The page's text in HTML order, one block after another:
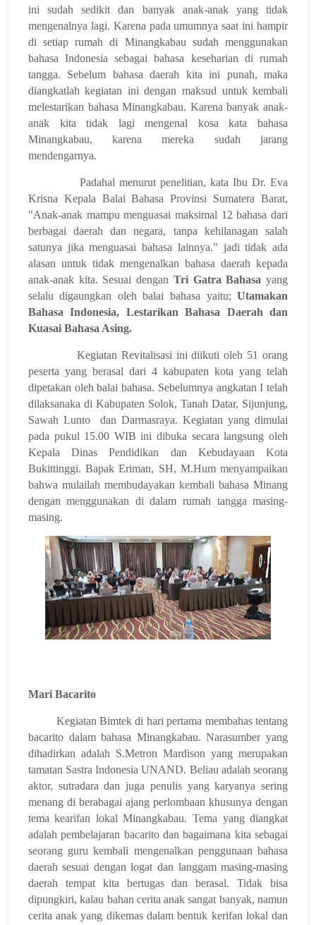
ini sudah sedikit dan banyak anak-anak yang tidak
mengenalnya lagi. Karena pada umumnya saat ini hampir
di setiap rumah di Minangkabau sudah menggunakan
bahasa Indonesia sebagai bahasa keseharian di rumah
tangga. Sebelum bahasa daerah kita ini punah, maka
diangkatlah kegiatan ini dengan maksud untuk kembali
melestarikan bahasa Minangkabau. Karena banyak anak-
anak kita tidak lagi mengenal kosa kata bahasa
Minangkabau, karena mereka sudah jarang
mendengarnya.
Padahal menurut penelitian, kata Ibu Dr. Eva
Krisna Kepala Balai Bahasa Provinsi Sumatera Barat,
"Anak-anak mampu menguasai maksimal 12 bahasa dari
berbagai daerah dan negara, tanpa kehilanagan salah
satunya jika menguasai bahasa lainnya." jadi tidak ada
alasan untuk tidak mengenalkan bahasa daerah kepada
anak-anak kita. Sesuai dengan Tri Gatra Bahasayang
selalu digaungkan oleh balai bahasa yaitu;Utamakan
Bahasa Indonesia, Lestarikan Bahasa Daerah dan
Kuasai Bahasa Asing.
Kegiatan Revitalisasi ini diikuti oleh 51 orang
peserta yang berasal dari 4 kabupaten kota yang telah
dipetakan oleh balai bahasa. Sebelumnya angkatan I telah
dilaksanaka di Kabupaten Solok, Tanah Datar, Sijunjung,
Sawah Lunto dan Darmasraya. Kegiatan yang dimulai
pada pukul 15.00 WIB ini dibuka secara langsung oleh
Kepala Dinas Pendidikan dan Kebudayaan Kota
Bukittinggi. Bapak Eriman, SH, M.Hum menyampaikan
bahwa mulailah membudayakan kembali bahasa Minang
dengan menggunakan di dalam rumah tangga masing-
masing.
Mari Bacarito
Kegiatan Bimtek di hari pertama membahas tentang
bacarito dalam bahasa Minangkabau. Narasumber yang
dihadirkan adalah S.Metron Mardison yang merupakan
tamatan Sastra Indonesia UNAND. Beliau adalah seorang
aktor, sutradara dan juga penulis yang karyanya sering
menang di berabagai ajang perlombaan khusunya dengan
tema kearifan lokal Minangkabau. Tema yang diangkat
adalah pembelajaran bacarito dan bagaimana kita sebagai
seorang guru kembali mengenalkan penggunaan bahasa
daerah sesuai dengan logat dan langgam masing-masing
daerah tempat kita bertugas dan berasal. Tidak bisa
dipungkiri, kalau bahan cerita anak sangat banyak, namun
cerita anak yang dikemas dalam bentuk kerifan lokal dan